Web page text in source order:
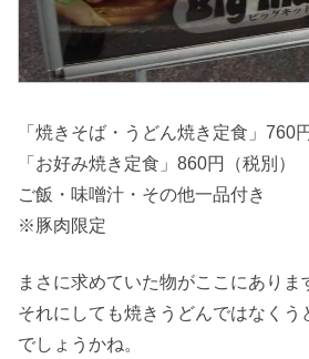
「焼きそば・うどん焼き定食」760
「お好み焼き定食」860円（税別）
ご飯・味噌汁・その他一品付き
※豚肉限定
まさに求めていた物がここにありま
それにしても焼きうどんではなくう
でしょうかね。